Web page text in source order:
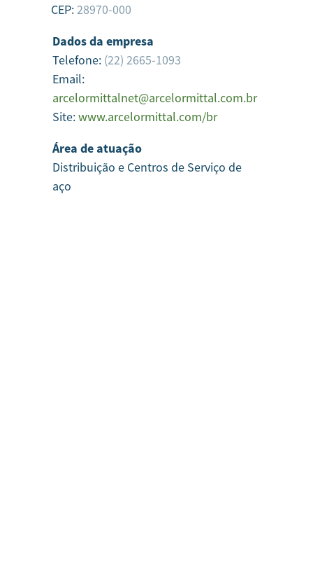
CEP:28970-000
Dados da empresa
Telefone: (22) 2665-1093
Email:
arcelormittalnet@arcelormittal.com.br
Site:www.arcelormittal.com/br
Área de atuação
Distribuição e Centros de Serviço de
aço